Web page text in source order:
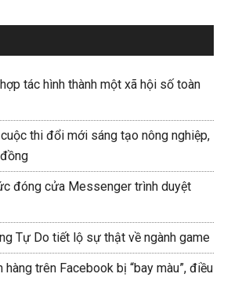
tác hình thành một xã hội số toàn
thi đổi mới sáng tạo nông nghiệp,
đóng cửa Messenger trình duyệt
Tự Do tiết lộ sự thật về ngành game
hàng trên Facebook bị “bay màu”, điều